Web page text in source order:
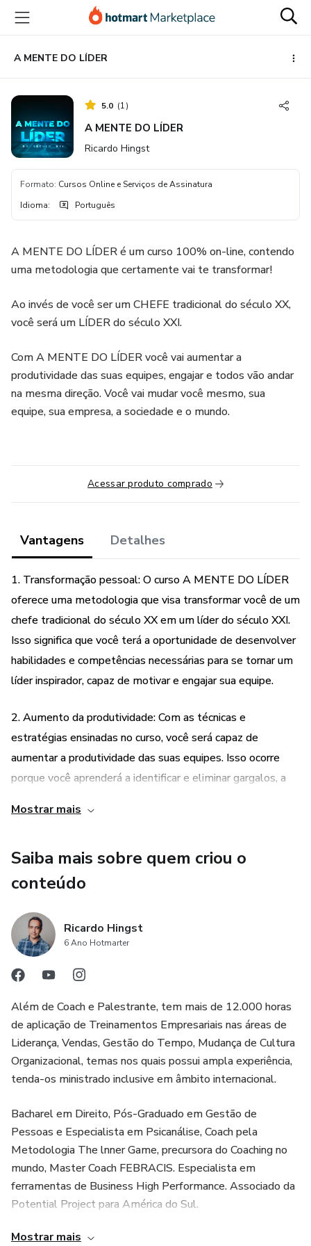
para
conteúdo
principal
para
pagamento
para
rodapé
A MENTE DO LÍDER
5.0 (1)
A MENTE DO LÍDER
Ricardo Hingst
Formato: Cursos Online e Serviços de Assinatura
Idioma: Português
A MENTE DO LÍDER é um curso 100% on-line, contendo
uma metodologia que certamente vai te transformar!
Ao invés de você ser um CHEFE tradicional do século XX,
você será um LÍDER do século XXI.
Com A MENTE DO LÍDER você vai aumentar a
produtividade das suas equipes, engajar e todos vão andar
na mesma direção. Você vai mudar você mesmo, sua
equipe, sua empresa, a sociedade e o mundo.
Acessar produto comprado
Vantagens Detalhes
1. Transformação pessoal: O curso A MENTE DO LÍDER
oferece uma metodologia que visa transformar você de um
chefe tradicional do século XX em um líder do século XXI.
Isso significa que você terá a oportunidade de desenvolver
habilidades e competências necessárias para se tornar um
líder inspirador, capaz de motivar e engajar sua equipe.
2. Aumento da produtividade: Com as técnicas e
estratégias ensinadas no curso, você será capaz de
aumentar a produtividade das suas equipes. Isso ocorre
porque você aprenderá a identificar e eliminar gargalos, a
ambiente de trabalho colaborativo e motivador.
3. Engajamento da equipe: Um dos principais desafios dos
líderes é manter a equipe engajada e motivada. Com A
habilidades de comunicação eficaz, a estabelecer metas
claras e a reconhecer o trabalho e esforço dos membros da
equipe. Isso contribuirá para o engajamento dos
colaboradores e para a construção de um ambiente de
4. Impacto na sociedade e no mundo: Além de transformar
a si mesmo e sua equipe, o curso A MENTE DO LÍDER
também visa impactar a sociedade e o mundo. Ao se
positivas, você estará contribuindo para o desenvolvimento
de uma sociedade mais justa e sustentável.
Mostrar mais
Saiba mais sobre quem criou o
conteúdo
Ricardo Hingst
6 Ano Hotmarter
Além de Coach e Palestrante, tem mais de 12.000 horas
de aplicação de Treinamentos Empresariais nas áreas de
Liderança, Vendas, Gestão do Tempo, Mudança de Cultura
Organizacional, temas nos quais possui ampla experiência,
tenda-os ministrado inclusive em âmbito internacional.
Bacharel em Direito, Pós-Graduado em Gestão de
Pessoas e Especialista em Psicanálise, Coach pela
Metodologia The lnner Game, precursora do Coaching no
mundo, Master Coach FEBRACIS. Especialista em
ferramentas de Business High Performance. Associado da
Potential Project para América do Sul.
Desenvolveu método exclusivo de Transformação de
Mostrar mais